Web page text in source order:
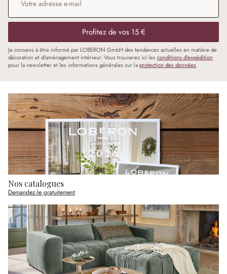
Profitez de vos 15 €
Je consens à être informé par LOBERON GmbH des tendances actuelles en matière de
décoration et d'aménagement intérieur. Vous trouverez ici les conditions d'expédition
pour la newsletter et les informations générales sur laprotection des données.
Nos catalogues
Demandez-le gratuitement